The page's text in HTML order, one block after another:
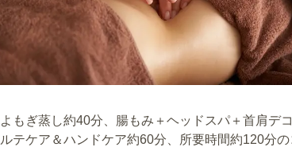
よもぎ蒸し約40分、腸もみ＋ヘッドスパ＋首肩デコ
ルテケア＆ハンドケア約60分、所要時間約120分の